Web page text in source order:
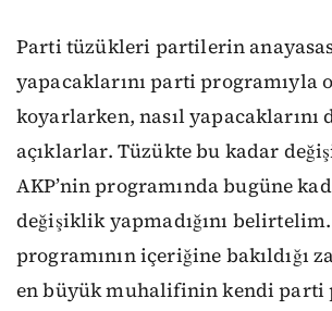
Parti tüzükleri partilerin
yapacaklarını parti programıyla
koyarlarken, nasıl yapacaklarını
açıklarlar. Tüzükte bu kadar
AKP’nin programında bugüne
değişiklik yapmadığını
programının içeriğine bakıldığı
en büyük muhalifinin kendi parti